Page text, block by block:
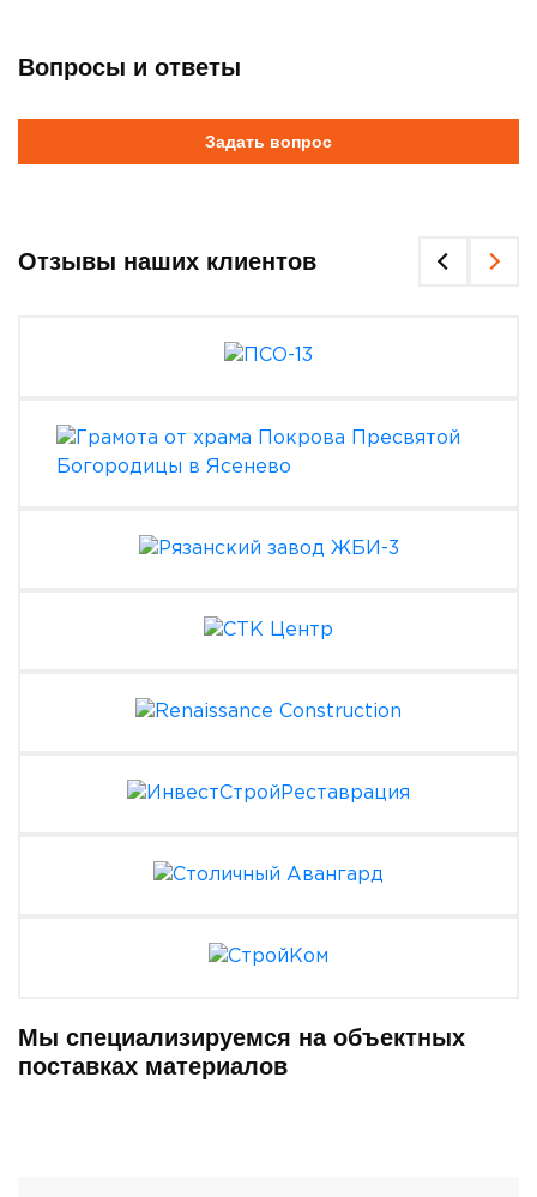
Вопросы и ответы
Задать вопрос
Отзывы наших клиентов
Мы специализируемся на объектных
поставках материалов